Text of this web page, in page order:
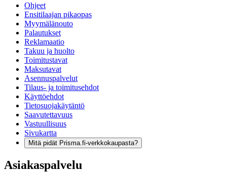
Ohjeet
Ensitilaajan pikaopas
Myymälänouto
Palautukset
Reklamaatio
Takuu ja huolto
Toimitustavat
Maksutavat
Asennuspalvelut
Tilaus- ja toimitusehdot
Käyttöehdot
Tietosuojakäytäntö
Saavutettavuus
Vastuullisuus
Sivukartta
Mitä pidät Prisma.fi-verkkokaupasta?
Asiakaspalvelu